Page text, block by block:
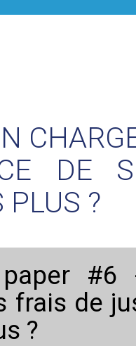
DE
PLUS ?
paper
frais de
?